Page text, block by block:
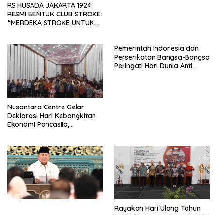
RS HUSADA JAKARTA 1924
RESMI BENTUK CLUB STROKE:
“MERDEKA STROKE UNTUK
Nusantara Centre Gelar
Deklarasi Hari Kebangkitan
Ekonomi Pancasila,
Penjajahan (Pergolakan
Ekonomi Politik Indonesia) &
Simposium Nasional “Urgensi
Undang-Undang
Perekonomian Nasional dan
Kesejahteraan Sosial dalam
Pemerintah Indonesia dan
Perserikatan Bangsa-Bangsa
Peringati Hari Dunia Anti
Rayakan Hari Ulang Tahun